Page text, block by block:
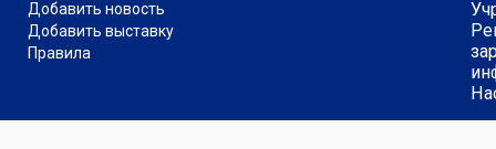
Добавить новость
Добавить выставку
Правила